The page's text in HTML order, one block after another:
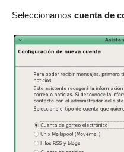
Seleccionamos cuenta de